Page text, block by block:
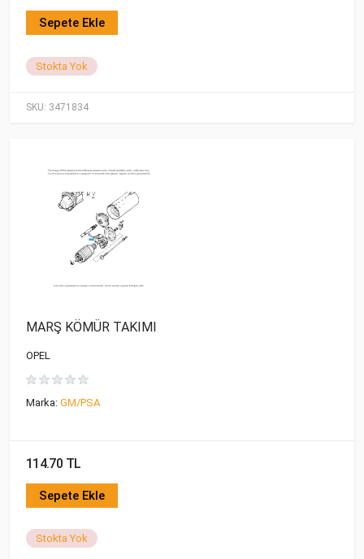
SKU: 3471834
Sepete Ekle
Stokta Yok
MARŞ KÖMÜR TAKIMI
OPEL
Marka: GM/PSA
114.70 TL
Sepete Ekle
Stokta Yok